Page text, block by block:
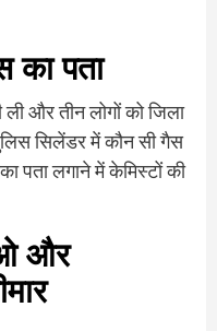
का पता
और तीन लोगों को जिला
सिलेंडर में कौन सी गैस
पता लगाने में केमिस्टों की
और